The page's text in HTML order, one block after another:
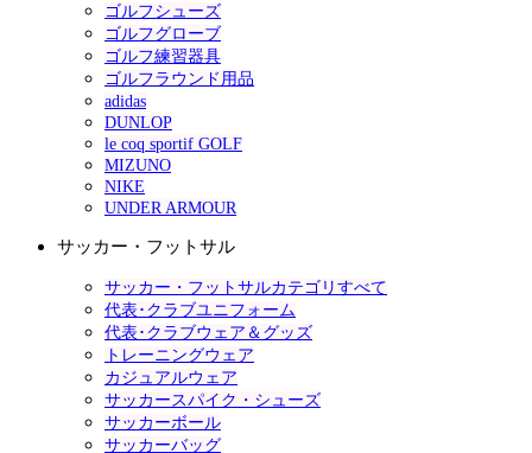
ゴルフシューズ
ゴルフグローブ
ゴルフ練習器具
ゴルフラウンド用品
adidas
DUNLOP
le coq sportif GOLF
MIZUNO
NIKE
UNDER ARMOUR
サッカー・フットサル
サッカー・フットサルカテゴリすべて
代表･クラブユニフォーム
代表･クラブウェア＆グッズ
トレーニングウェア
カジュアルウェア
サッカースパイク・シューズ
サッカーボール
サッカーバッグ